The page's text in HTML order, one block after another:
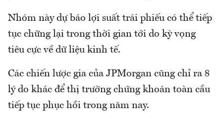
Nhóm này dự báo lợi suất trái phiếu có thể tiếp
tục chững lại trong thời gian tới do kỳ vọng
tiêu cực về dữ liệu kinh tế.
Các chiến lược gia của JPMorgan cũng chỉ ra 8
lý do khác để thị trường chứng khoán toàn cầu
tiếp tục phục hồi trong năm nay.